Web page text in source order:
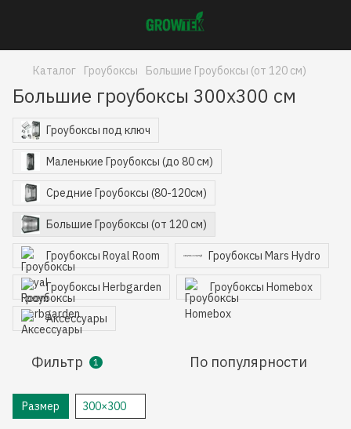
Каталог Гроубоксы Большие Гроубоксы (от 120 см)
Большие гроубоксы 300x300 см
Гроубоксы под ключ
Маленькие Гроубоксы (до 80 см)
Средние Гроубоксы (80-120см)
Большие Гроубоксы (от 120 см)
Гроубоксы Royal Room Гроубоксы Mars Hydro
Гроубоксы Herbgarden Гроубоксы Homebox
Аксессуары
Фильтр 1 По популярности
Размер 300×300